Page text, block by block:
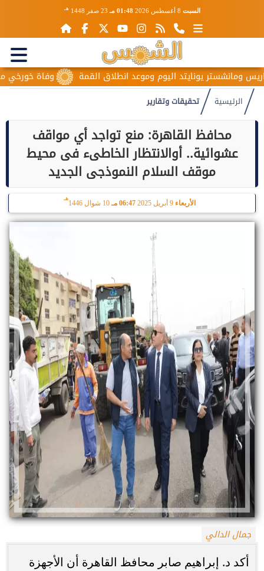
السبت 01:48 مـ 23 صفر 1448 هـ
وفاة خورخي ميسي يونايتد اليوم وموعد انطلاق القمة
الرئيسية تحقيقات وتقارير
محافظ القاهرة: منع تواجد أي مواقف
عشوائية.. أوالانتظار الخاطىء فى محيط
موقف السلام النموذجى الجديد
الأربعاء 06:47 مـ 10 شوال 1446
هـ
جمال الدالي
أكد د. إبراهيم صابر محافظ القاهرة أن الأجهزة